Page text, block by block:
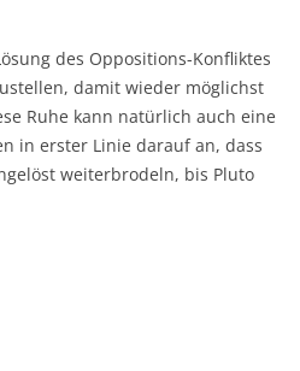
des Oppositions-Konfliktes
damit wieder möglichst
Ruhe kann natürlich auch eine
in erster Linie darauf an, dass
weiterbrodeln, bis Pluto